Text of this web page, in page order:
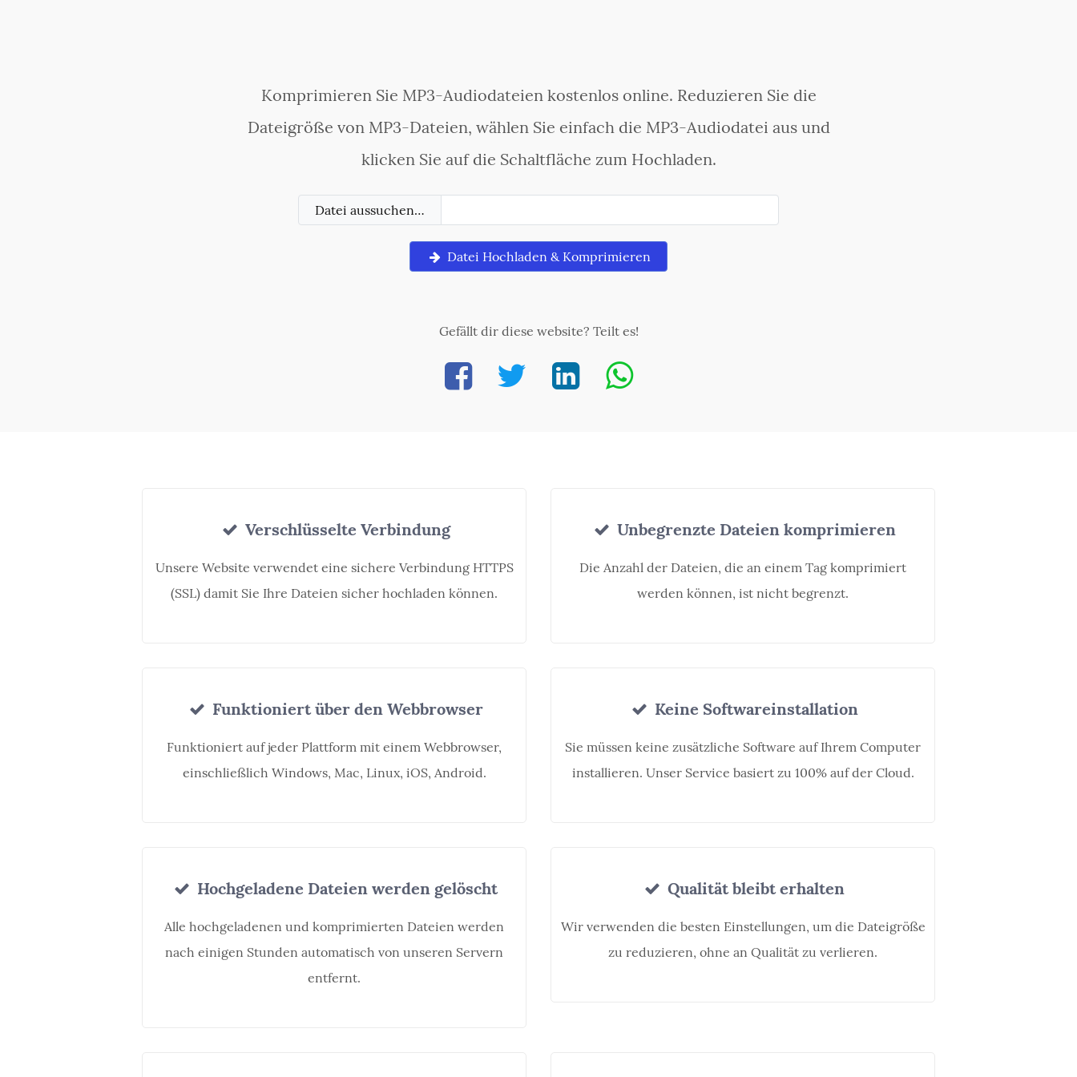
Komprimieren Sie MP3-Audiodateien kostenlos online. Reduzieren Sie die
Dateigröße von MP3-Dateien, wählen Sie einfach die MP3-Audiodatei aus und
klicken Sie auf die Schaltfläche zum Hochladen.
Datei aussuchen…
Datei Hochladen & Komprimieren
Gefällt dir diese website? Teilt es!
Verschlüsselte Verbindung
Unsere Website verwendet eine sichere Verbindung HTTPS
(SSL) damit Sie Ihre Dateien sicher hochladen können.
Unbegrenzte Dateien komprimieren
Die Anzahl der Dateien, die an einem Tag komprimiert
werden können, ist nicht begrenzt.
Funktioniert über den Webbrowser
Funktioniert auf jeder Plattform mit einem Webbrowser,
einschließlich Windows, Mac, Linux, iOS, Android.
Keine Softwareinstallation
Sie müssen keine zusätzliche Software auf Ihrem Computer
installieren. Unser Service basiert zu 100% auf der Cloud.
Hochgeladene Dateien werden gelöscht
Alle hochgeladenen und komprimierten Dateien werden
nach einigen Stunden automatisch von unseren Servern
entfernt.
Qualität bleibt erhalten
Wir verwenden die besten Einstellungen, um die Dateigröße
zu reduzieren, ohne an Qualität zu verlieren.